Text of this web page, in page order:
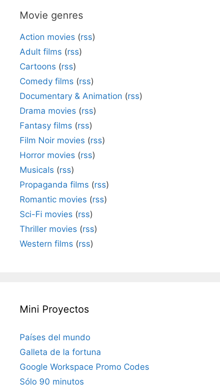
Movie genres
Action movies (rss)
Adult films (rss)
Cartoons (rss)
Comedy films (rss)
Documentary & Animation (rss)
Drama movies (rss)
Fantasy films (rss)
Film Noir movies (rss)
Horror movies (rss)
Musicals (rss)
Propaganda films (rss)
Romantic movies (rss)
Sci-Fi movies (rss)
Thriller movies (rss)
Western films (rss)
Mini Proyectos
Países del mundo
Galleta de la fortuna
Google Workspace Promo Codes
Sólo 90 minutos